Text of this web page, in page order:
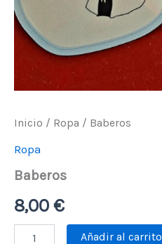
Inicio / Ropa / Baberos
Ropa
Baberos
8,00 €
Añadir al carrito